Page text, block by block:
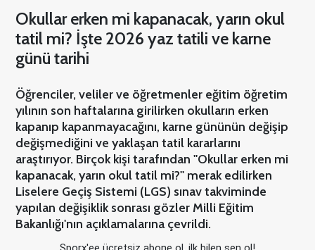
Okullar erken mi kapanacak, yarın okul
tatil mi? İşte 2026 yaz tatili ve karne
günü tarihi
Öğrenciler, veliler ve öğretmenler eğitim öğretim
yılının son haftalarına girilirken okulların erken
kapanıp kapanmayacağını, karne gününün değişip
değişmediğini ve yaklaşan tatil kararlarını
araştırıyor. Birçok kişi tarafından ''Okullar erken mi
kapanacak, yarın okul tatil mi?'' merak edilirken
Liselere Geçiş Sistemi (LGS) sınav takviminde
yapılan değişiklik sonrası gözler Milli Eğitim
Bakanlığı'nın açıklamalarına çevrildi.